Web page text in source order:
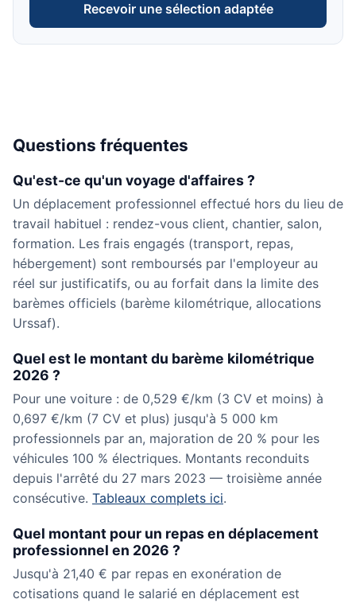
Recevoir une sélection adaptée
Questions fréquentes
Qu'est-ce qu'un voyage d'affaires ?
Un déplacement professionnel effectué hors du lieu de
travail habituel : rendez-vous client, chantier, salon,
formation. Les frais engagés (transport, repas,
hébergement) sont remboursés par l'employeur au
réel sur justificatifs, ou au forfait dans la limite des
barèmes officiels (barème kilométrique, allocations
Urssaf).
Quel est le montant du barème kilométrique
2026 ?
Pour une voiture : de 0,529 €/km (3 CV et moins) à
0,697 €/km (7 CV et plus) jusqu'à 5 000 km
professionnels par an, majoration de 20 % pour les
véhicules 100 % électriques. Montants reconduits
depuis l'arrêté du 27 mars 2023 — troisième année
consécutive. Tableaux complets ici.
Quel montant pour un repas en déplacement
professionnel en 2026 ?
Jusqu'à 21,40 € par repas en exonération de
cotisations quand le salarié en déplacement est